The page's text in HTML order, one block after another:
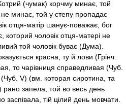
(чумак) корчму минає, той
минає, той у степу пропадає
отця-матір шанує-поважає, бог
чоловік отця-матері не
той чоловік буває (Дума).
красна, ту й лови (Грінч.
то чарівниця справедливая (Чуб.
V) (вм. которая сиротина, та
рано запела, той во весь день
тій цілий день мовчати.